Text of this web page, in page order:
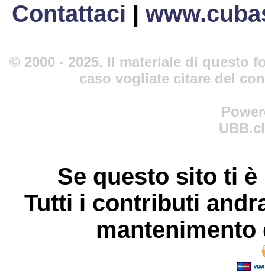
Contattaci |
© 2000 - 2025. Il materiale di questo
caso vogliate citare del
Se questo sito ti
Tutti i contributi